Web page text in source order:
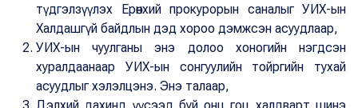
түдгэлзүүлэх Ерөнхий прокурорын саналыг УИХ-ын
Халдашгүй байдлын дэд хороо дэмжсэн асуудлаар,
УИХ-ын чуулганы энэ долоо хоногийн нэгдсэн
хуралдаанаар УИХ-ын сонгуулийн тойргийн тухай
асуудлыг хэлэлцэнэ. Энэ талаар,
Дэлхий дахинд үүсээд буй онц гоц халдварт шинэ